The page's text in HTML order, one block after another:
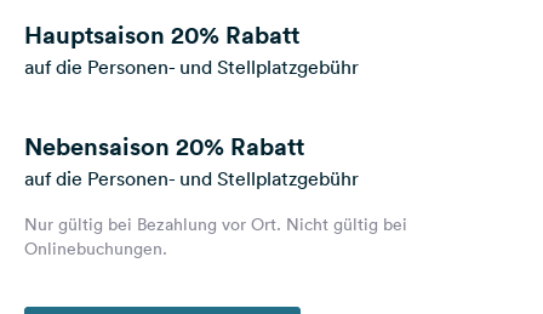
Fragen &
Feedback
uns
auf
Hauptsaison 20% Rabatt
auf die Personen- und Stellplatzgebühr
Nebensaison 20% Rabatt
auf die Personen- und Stellplatzgebühr
Nur gültig bei Bezahlung vor Ort. Nicht gültig bei
Onlinebuchungen.